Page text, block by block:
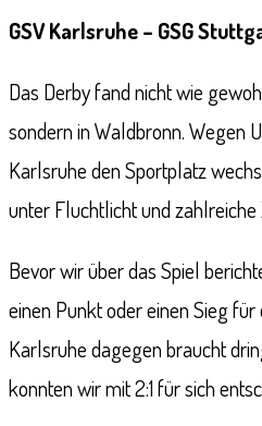
GSV Karlsruhe – GSG
Das Derby fand nicht wie
sondern in Waldbronn. Wegen
Karlsruhe den Sportplatz
unter Fluchtlicht und zahlreiche
Bevor wir über das Spiel
einen Punkt oder einen Sieg
Karlsruhe dagegen braucht
konnten wir mit 2:1 für sich